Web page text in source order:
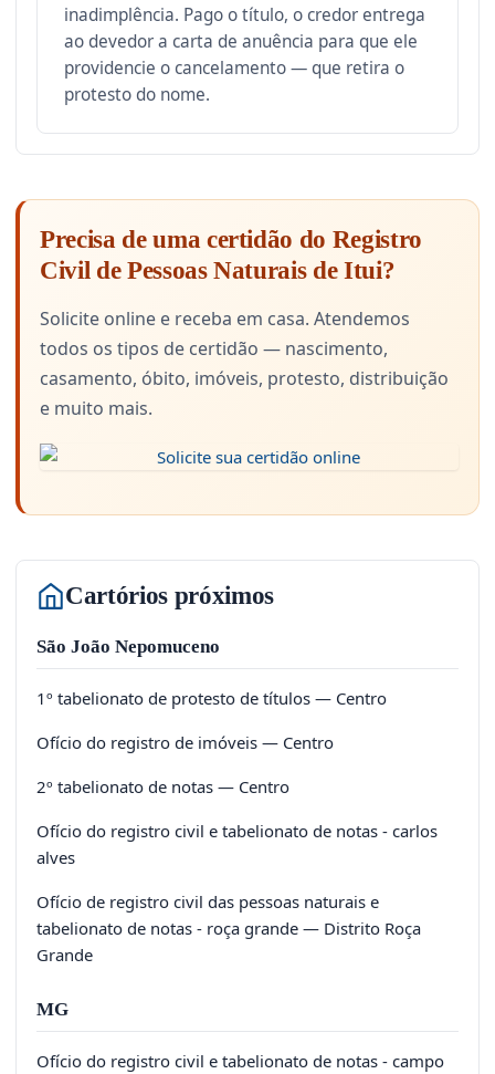
inadimplência. Pago o título, o credor entrega
ao devedor a carta de anuência para que ele
providencie o cancelamento — que retira o
protesto do nome.
Precisa de uma certidão do Registro
Civil de Pessoas Naturais de Itui?
Solicite online e receba em casa. Atendemos
todos os tipos de certidão — nascimento,
casamento, óbito, imóveis, protesto, distribuição
e muito mais.
Cartórios próximos
São João Nepomuceno
1º tabelionato de protesto de títulos — Centro
Ofício do registro de imóveis — Centro
2º tabelionato de notas — Centro
Ofício do registro civil e tabelionato de notas - carlos
alves
Ofício de registro civil das pessoas naturais e
tabelionato de notas - roça grande — Distrito Roça
Grande
MG
Ofício do registro civil e tabelionato de notas - campo